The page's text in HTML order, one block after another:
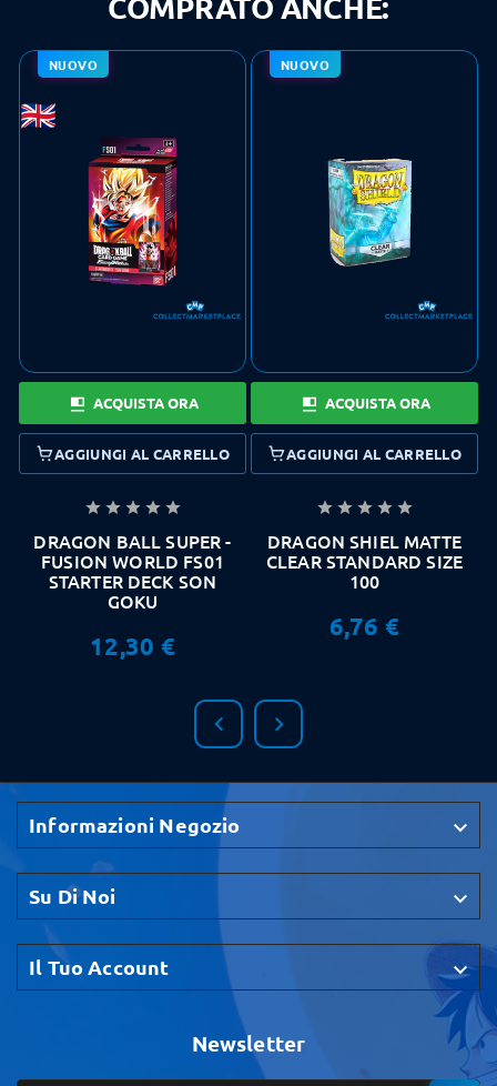
NUOVO
ACQUISTA ORA
AGGIUNGI AL CARRELLO
    
DRAGON BALL SUPER -
FUSION WORLD FS01
STARTER DECK SON
GOKU
12,30 €
NUOVO
ACQUISTA ORA
AGGIUNGI AL CARRELLO
    
DRAGON SHIEL MATTE
CLEAR STANDARD SIZE
100
6,76 €
 
Informazioni Negozio 
Su Di Noi 
Il Tuo Account 
Newsletter